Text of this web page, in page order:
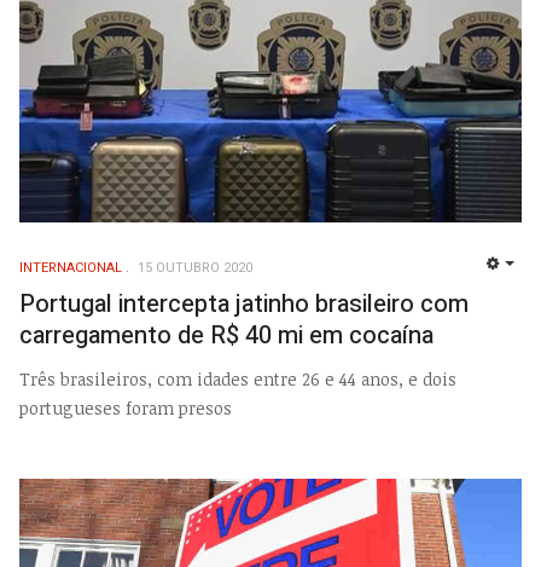
INTERNACIONAL 15 OUTUBRO 2020
Portugal intercepta jatinho brasileiro com
carregamento de R$ 40 mi em cocaína
Três brasileiros, com idades entre 26 e 44 anos, e dois
portugueses foram presos